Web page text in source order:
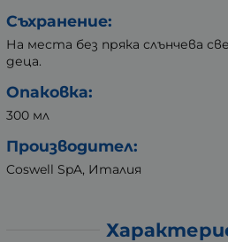
Съхранение:
На места без пряка слънчева
деца.
Опаковка:
300 мл
Производител:
Coswell SpA, Италия